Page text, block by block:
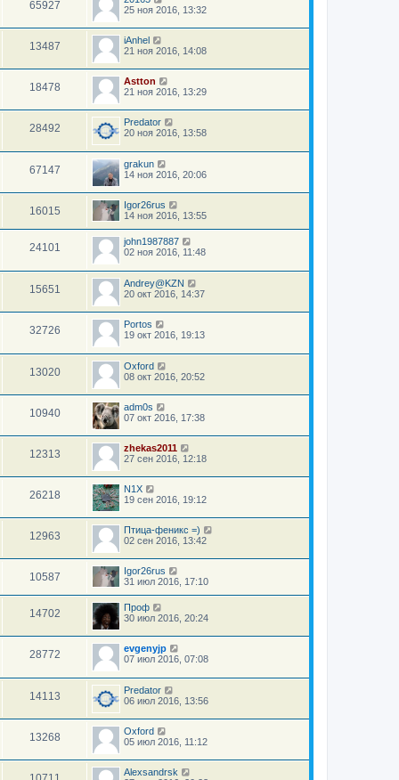
65927
25 ноя 2016, 13:32
13487
iAnhel
21 ноя 2016, 14:08
18478
Astton
21 ноя 2016, 13:29
28492
Predator
20 ноя 2016, 13:58
67147
grakun
14 ноя 2016, 20:06
16015
Igor26rus
14 ноя 2016, 13:55
24101
john1987887
02 ноя 2016, 11:48
15651
Andrey@KZN
20 окт 2016, 14:37
32726
Portos
19 окт 2016, 19:13
13020
Oxford
08 окт 2016, 20:52
10940
adm0s
07 окт 2016, 17:38
12313
zhekas2011
27 сен 2016, 12:18
26218
N1X
19 сен 2016, 19:12
12963
Птица-феникс =)
02 сен 2016, 13:42
10587
Igor26rus
31 июл 2016, 17:10
14702
Проф
30 июл 2016, 20:24
28772
evgenyjp
07 июл 2016, 07:08
14113
Predator
06 июл 2016, 13:56
13268
Oxford
05 июл 2016, 11:12
Alexsandrsk